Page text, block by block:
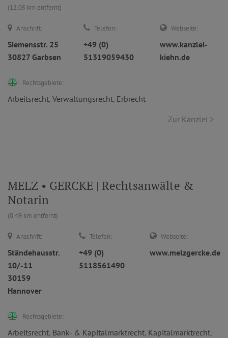
(12.05 km entfernt)
Anschrift:
Siemensstr. 25
30827 Garbsen
Telefon:
+49 (0)
51319059430
Webseite:
www.kanzlei-
kiehn.de
Rechtsgebiete:
Arbeitsrecht, Verwaltungsrecht, Erbrecht
Zur Kanzlei >
MELZ • GERCKE | Rechtsanwälte &
Notarin
(0.49 km entfernt)
Anschrift:
Ständehausstr.
10/-11
30159
Hannover
Telefon:
+49 (0)
5118561490
Webseite:
www.melzgercke.de
Rechtsgebiete:
Arbeitsrecht, Bank- & Kapitalmarktrecht, Kapitalmarktrecht,